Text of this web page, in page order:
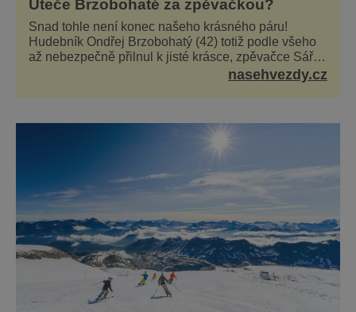
Uteče Brzobohaté za zpěvačkou?
Snad tohle není konec našeho krásného páru!
Hudebník Ondřej Brzobohatý (42) totiž podle všeho
až nebezpečně přilnul k jisté krásce, zpěvačce Sáře
Milfajtové (33), která jednou byla hostem v pořadu
Inkognito, kde Ondřej účinkuje. Ondřej Brzobohatý
nasehvezdy.cz